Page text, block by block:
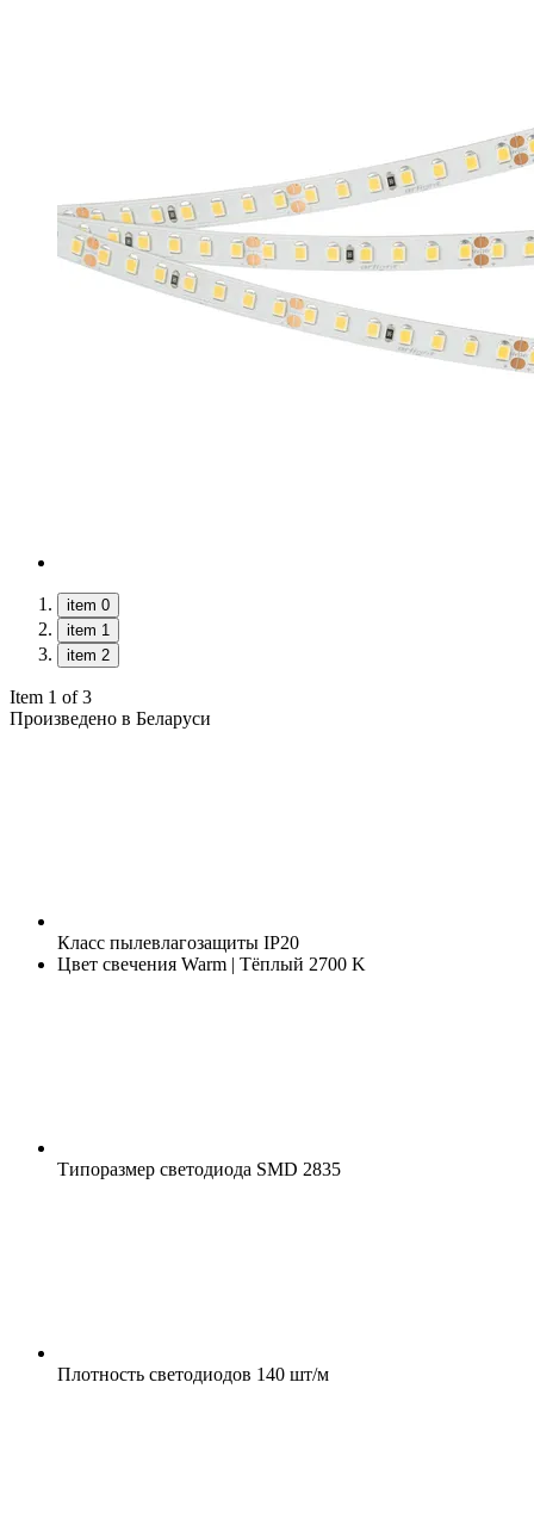
item 0
item 1
item 2
Item 1 of 3
Произведено в Беларуси
Класс пылевлагозащиты IP20
Цвет свечения Warm | Тёплый 2700 K
Типоразмер светодиода SMD 2835
Плотность светодиодов 140 шт/м